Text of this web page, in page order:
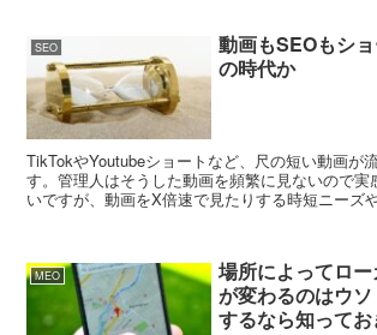
SEO
動画もSEOもシ
の時代か
TikTokやYoutubeショートなど、尺の短い動画が
す。管理人はそうした動画を頻繁に見ないので実
いですが、動画をX倍速で見たりする時短ニーズ
MEO
場所によってロ
が変わるのはウ
するなら知って